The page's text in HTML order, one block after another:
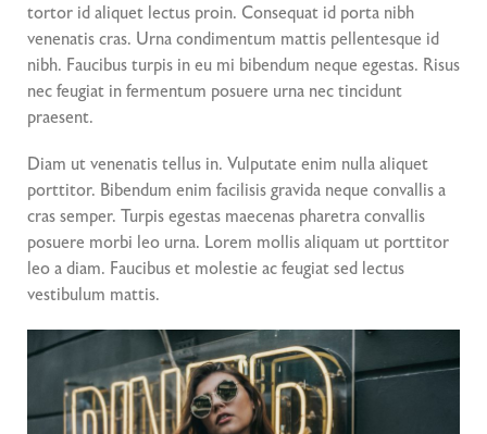
tortor id aliquet lectus proin. Consequat id porta nibh
venenatis cras. Urna condimentum mattis pellentesque id
nibh. Faucibus turpis in eu mi bibendum neque egestas. Risus
nec feugiat in fermentum posuere urna nec tincidunt
praesent.
Diam ut venenatis tellus in. Vulputate enim nulla aliquet
porttitor. Bibendum enim facilisis gravida neque convallis a
cras semper. Turpis egestas maecenas pharetra convallis
posuere morbi leo urna. Lorem mollis aliquam ut porttitor
leo a diam. Faucibus et molestie ac feugiat sed lectus
vestibulum mattis.